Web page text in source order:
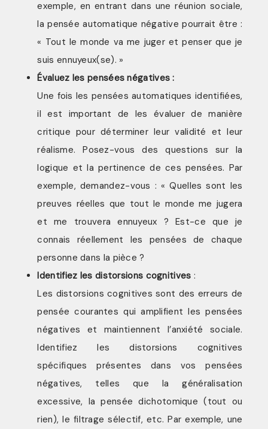
exemple, en entrant dans une réunion sociale,
la pensée automatique négative pourrait être :
« Tout le monde va me juger et penser que je
suis ennuyeux(se). »
Évaluez les pensées négatives :
Une fois les pensées automatiques identifiées,
il est important de les évaluer de manière
critique pour déterminer leur validité et leur
réalisme. Posez-vous des questions sur la
logique et la pertinence de ces pensées. Par
exemple, demandez-vous : « Quelles sont les
preuves réelles que tout le monde me jugera
et me trouvera ennuyeux ? Est-ce que je
connais réellement les pensées de chaque
personne dans la pièce ?
Identifiez les distorsions cognitives :
Les distorsions cognitives sont des erreurs de
pensée courantes qui amplifient les pensées
négatives et maintiennent l’anxiété sociale.
Identifiez les distorsions cognitives
spécifiques présentes dans vos pensées
négatives, telles que la généralisation
excessive, la pensée dichotomique (tout ou
rien), le filtrage sélectif, etc. Par exemple, une